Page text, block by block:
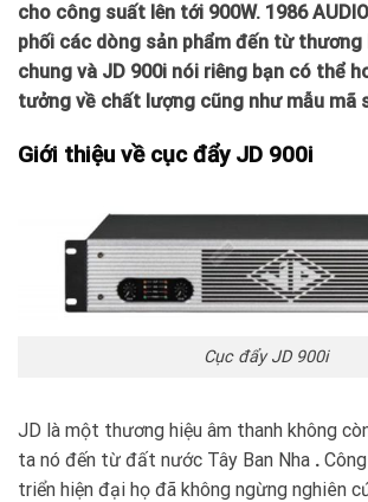
cho công suất lên tới 900W. 1986
phối các dòng sản phẩm đến từ thương
chung và JD 900i nói riêng bạn có thể
tưởng về chất lượng cũng như mẫu mã
Giới thiệu về cục đẩy JD 900i
Cục đẩy JD 900i
JD là một thương hiệu âm thanh không
ta nó đến từ đất nước Tây Ban Nha .
triển hiện đại họ đã không ngừng nghiên